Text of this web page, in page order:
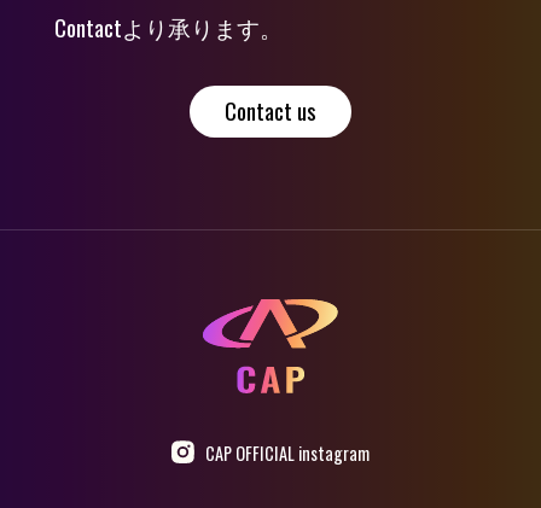
Contactより承ります。
Contact us
CAP OFFICIAL instagram